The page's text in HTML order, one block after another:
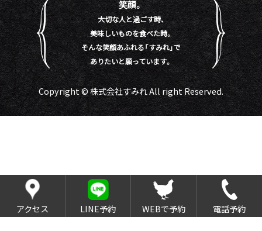
笑顔。
大切な人と過ごす時、
美味しいものを食べた時。
そんな笑顔あふれる「すみれ」で
ありたいと願っています。
Copyright © 株式会社すみれ All right Reserved.
アクセス LINE予約 WEBで予約 電話予約